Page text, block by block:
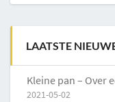
LAATSTE
Kleine pan – Over
2021-05-02